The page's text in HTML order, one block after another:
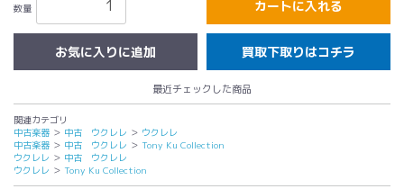
数量 カートに入れる
買取下取りはコチラ
最近チェックした商品
関連カテゴリ
中古楽器 ＞ 中古 ウクレレ ＞ ウクレレ
中古楽器 ＞ 中古 ウクレレ ＞ Tony Ku Collection
ウクレレ ＞ 中古 ウクレレ
ウクレレ ＞ Tony Ku Collection